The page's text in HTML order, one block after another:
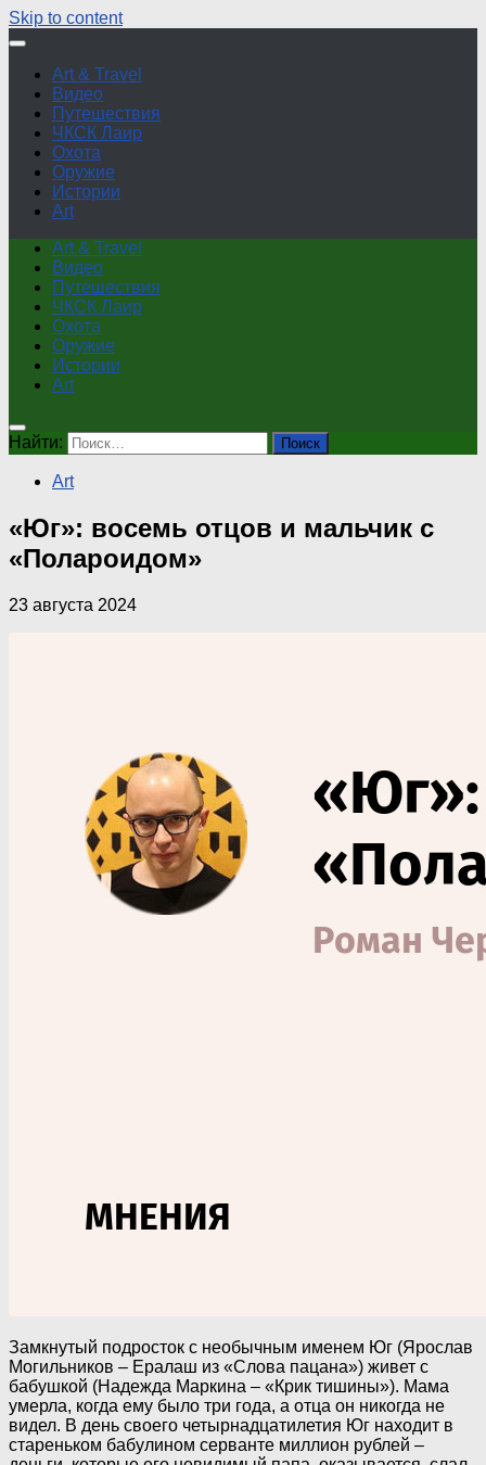
Skip to content
Art & Travel
Видео
Путешествия
ЧКСК Лаир
Охота
Оружие
Истории
Art
Art & Travel
Видео
Путешествия
ЧКСК Лаир
Охота
Оружие
Истории
Art
Найти:
Art
«Юг»: восемь отцов и мальчик с
«Полароидом»
23 августа 2024
Замкнутый подросток с необычным именем Юг (Ярослав
Могильников – Ералаш из «Слова пацана») живет с
бабушкой (Надежда Маркина – «Крик тишины»). Мама
умерла, когда ему было три года, а отца он никогда не
видел. В день своего четырнадцатилетия Юг находит в
стареньком бабулином серванте миллион рублей –